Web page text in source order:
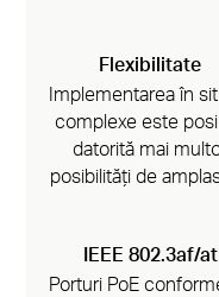
Flexibilitate
Implementarea în
complexe este
datorită mai
posibilități de
IEEE 802.3af/at
Porturi PoE